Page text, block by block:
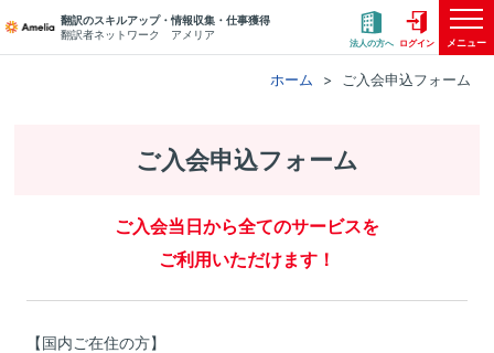
翻訳のスキルアップ・情報収集・仕事獲得
翻訳者ネットワーク アメリア
法人の方へ ログイン メニュー
ホーム ご入会申込フォーム
ご入会申込フォーム
ご入会当日から全てのサービスを
ご利用いただけます！
【国内ご在住の方】